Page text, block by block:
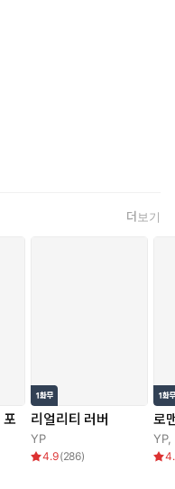
더보기
리얼리티 러버
YP
4.9(286)
로
YP,